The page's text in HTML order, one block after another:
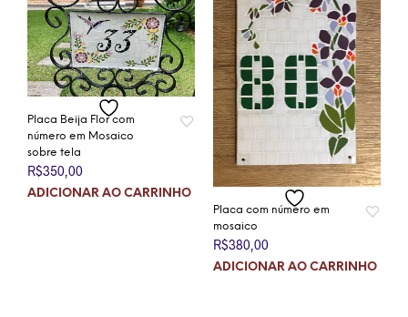
Placa Beija Flor com
número em Mosaico
sobre tela
R$350,00
ADICIONAR AO CARRINHO
Placa com número em
mosaico
R$380,00
ADICIONAR AO CARRINHO